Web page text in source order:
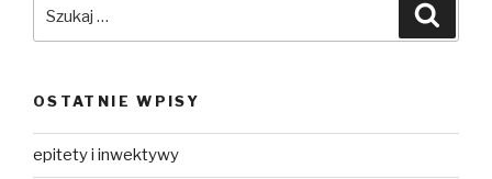
OSTATNIE WPISY
epitety i inwektywy